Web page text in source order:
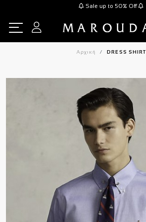
Sale up to 50% Off
Αρχική DRESS SHIRT